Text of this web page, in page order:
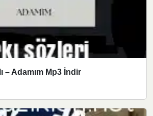
– Adamım Mp3 İndir